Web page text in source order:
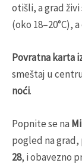
otišli, a grad
(oko 18–20°C),
Povratna karta
smeštaj u
noći.
Popnite se na
pogled na
28, i obavezno